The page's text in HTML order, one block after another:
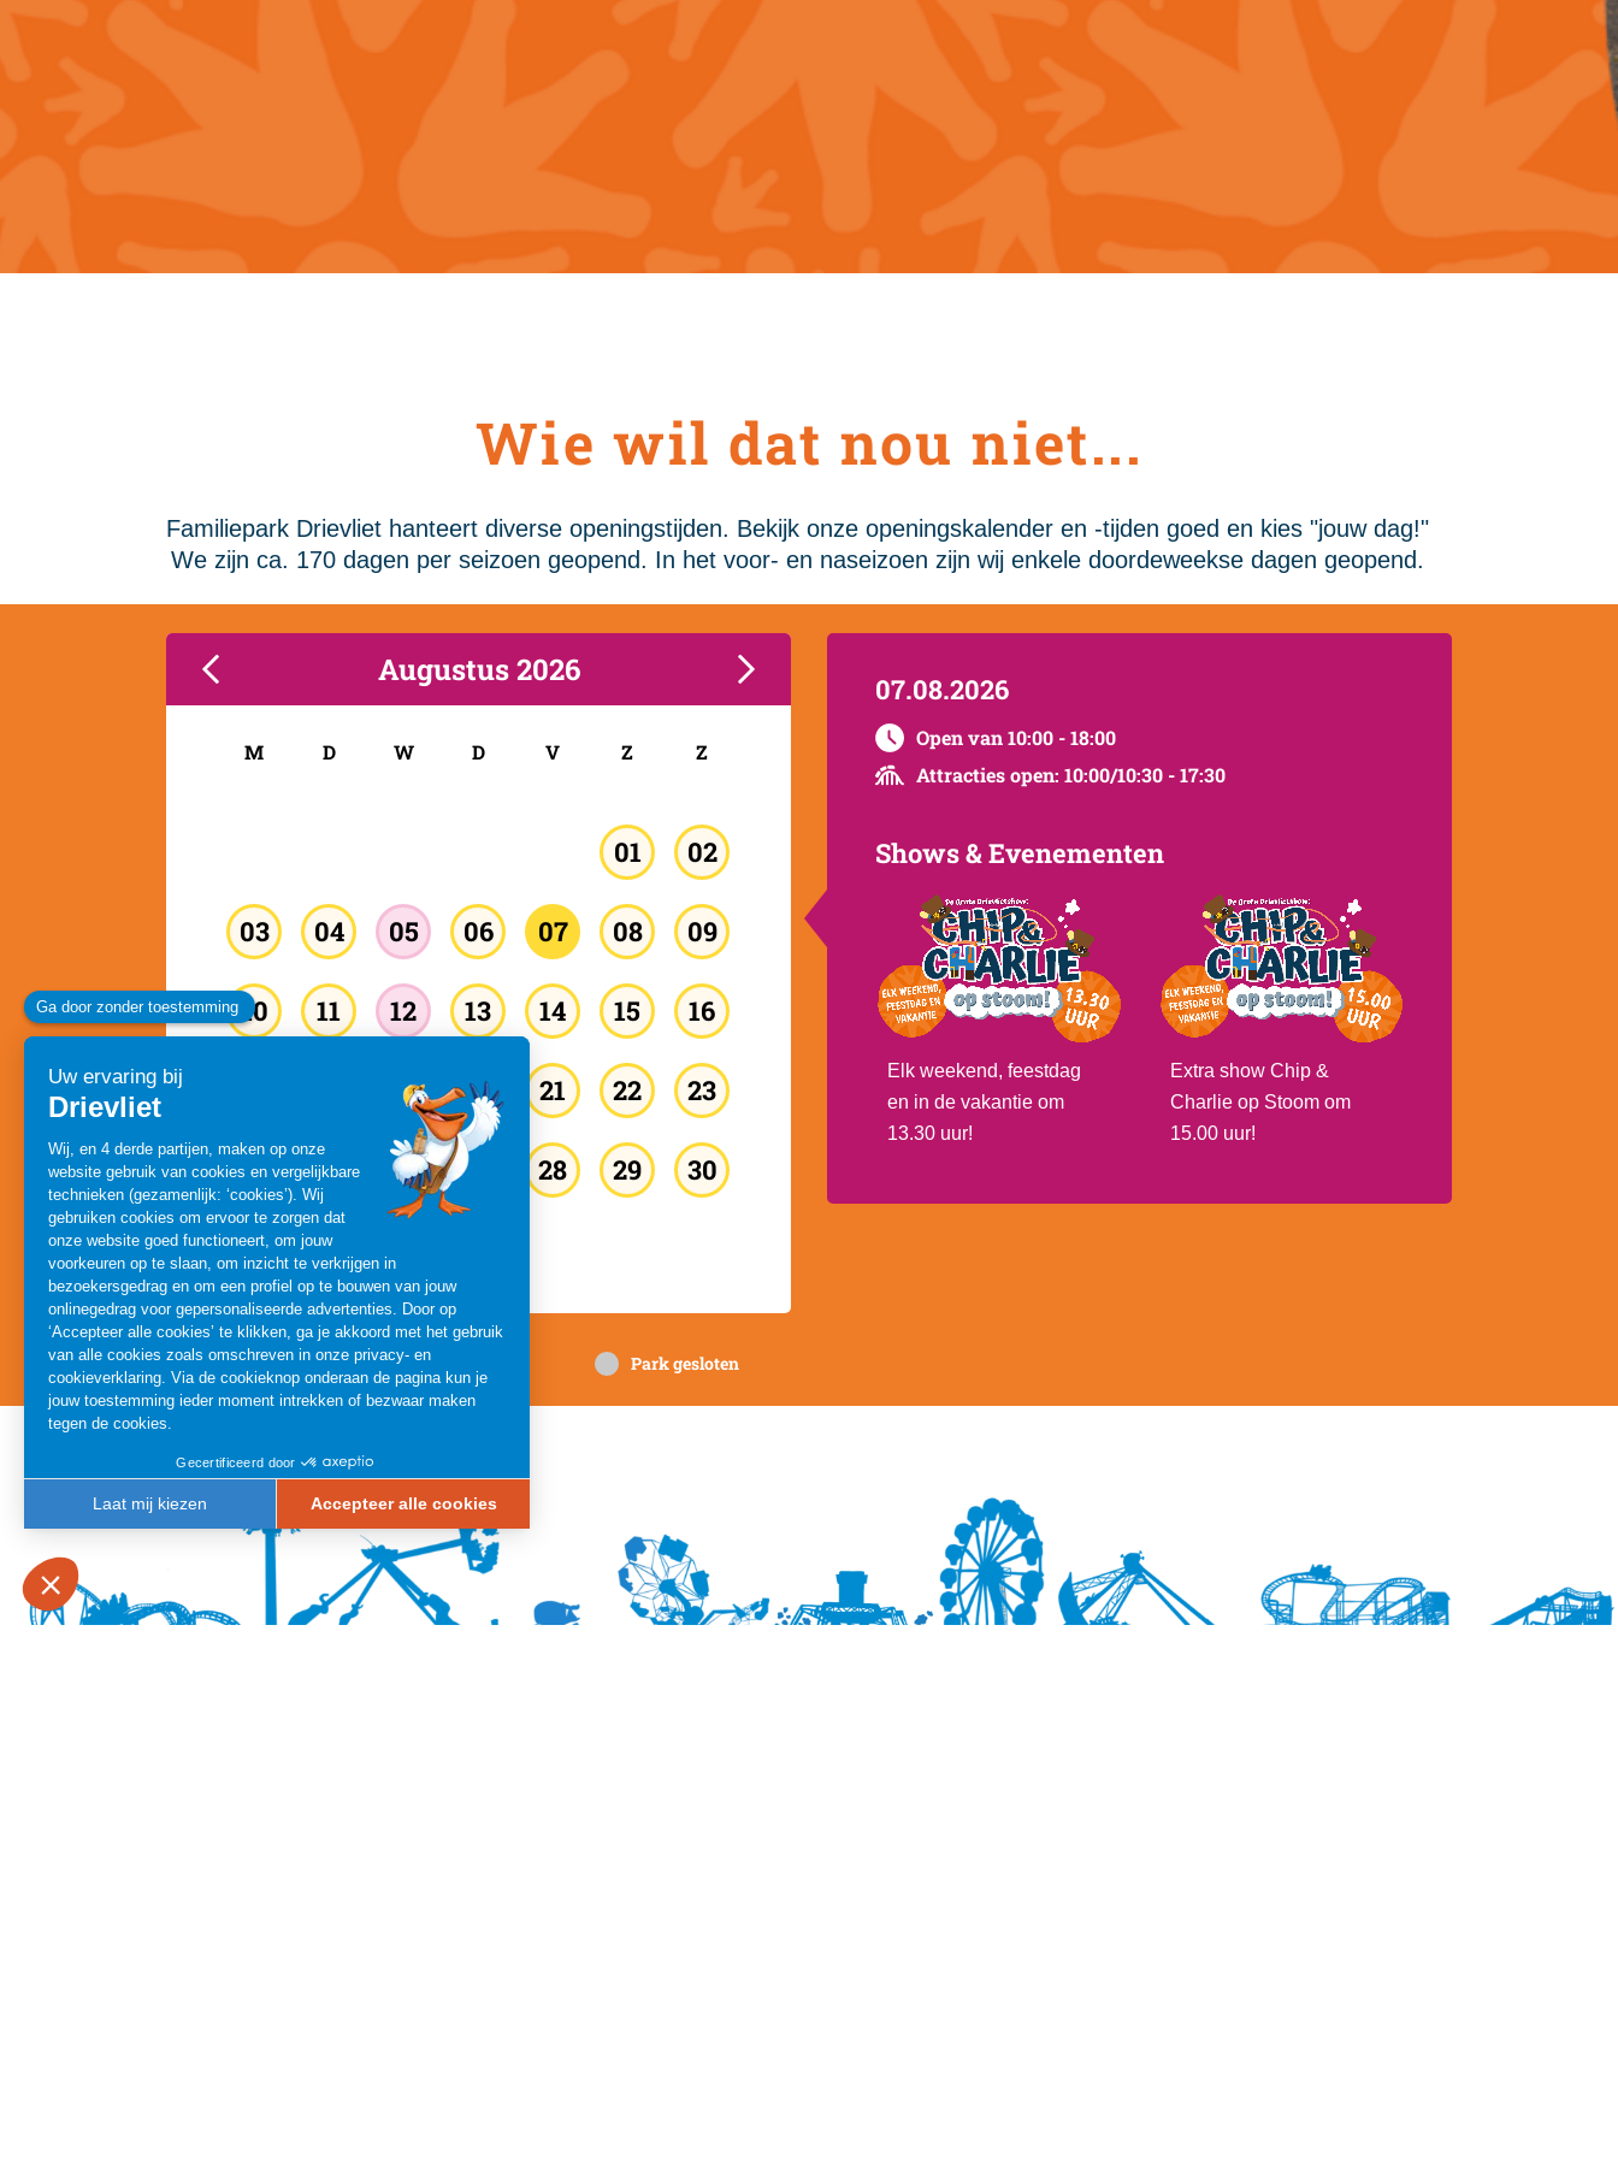
Wie wil dat nou niet...
Familiepark Drievliet hanteert diverse openingstijden. Bekijk onze openingskalender en -tijden goed en kies "jouw dag!"
We zijn ca. 170 dagen per seizoen geopend. In het voor- en naseizoen zijn wij enkele doordeweekse dagen geopend.
Augustus 2026
M D W D V Z Z
01 02
03 04 05 06 07 08 09
10 11 12 13 14 15 16
19 20 21 22 23
24 25 26 27 28 29 30
31
10:00 - 18:00 10:00 - 20:00 Park gesloten
07.08.2026
Open van 10:00 - 18:00
Attracties open: 10:00/10:30 - 17:30
Shows & Evenementen
Elk weekend, feestdag
en in de vakantie om
13.30 uur!
Extra show Chip &
Charlie op Stoom om
15.00 uur!